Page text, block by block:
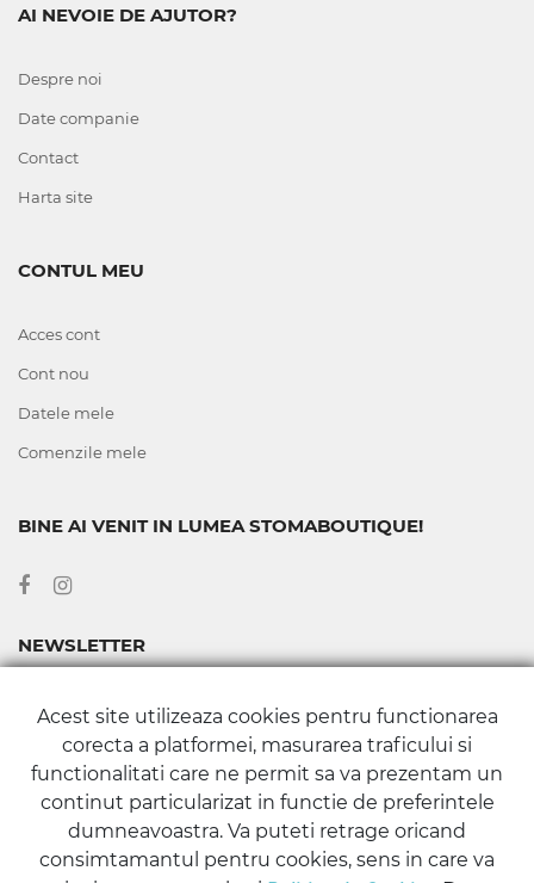
AI NEVOIE DE AJUTOR?
Despre noi
Date companie
Contact
Harta site
CONTUL MEU
Acces cont
Cont nou
Datele mele
Comenzile mele
BINE AI VENIT IN LUMEA STOMABOUTIQUE!
NEWSLETTER
Abonează-te la newsletter-ul nostru pentru a fi la curent cu
toate noutățile și promoțiile din Magazinul Stomaboutique.
ABONARE
Acest site utilizeaza cookies pentru functionarea
corecta a platformei, masurarea traficului si
functionalitati care ne permit sa va prezentam un
continut particularizat in functie de preferintele
dumneavoastra. Va puteti retrage oricand
consimtamantul pentru cookies, sens in care va